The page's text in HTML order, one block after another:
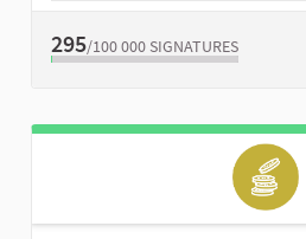
295/100 000 SIGNATURES